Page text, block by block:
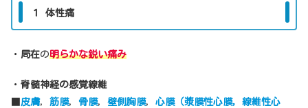
１ 体性痛
・ 局在の明らかな鋭い痛み
・ 脊髄神経の感覚線維
皮膚， 筋膜， 骨膜， 壁側胸膜， 心膜（漿膜性心膜，線維性心